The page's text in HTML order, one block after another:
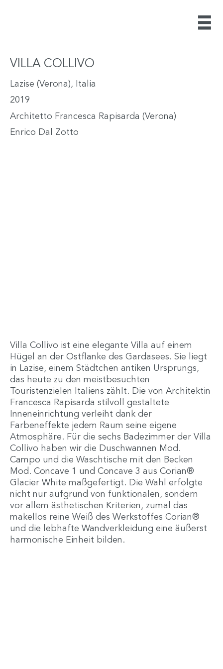
VILLA COLLIVO
Lazise (Verona), Italia
2019
Architetto Francesca Rapisarda (Verona)
Enrico Dal Zotto
Villa Collivo ist eine elegante Villa auf einem
Hügel an der Ostflanke des Gardasees. Sie liegt
in Lazise, einem Städtchen antiken Ursprungs,
das heute zu den meistbesuchten
Touristenzielen Italiens zählt. Die von Architektin
Francesca Rapisarda stilvoll gestaltete
Inneneinrichtung verleiht dank der
Farbeneffekte jedem Raum seine eigene
Atmosphäre. Für die sechs Badezimmer der Villa
Collivo haben wir die Duschwannen Mod.
Campo und die Waschtische mit den Becken
Mod. Concave 1 und Concave 3 aus Corian®
Glacier White maßgefertigt. Die Wahl erfolgte
nicht nur aufgrund von funktionalen, sondern
vor allem ästhetischen Kriterien, zumal das
makellos reine Weiß des Werkstoffes Corian®
und die lebhafte Wandverkleidung eine äußerst
harmonische Einheit bilden.